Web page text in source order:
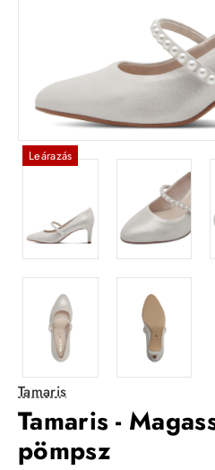
Leárazás
Tamaris
Tamaris -
pömpsz